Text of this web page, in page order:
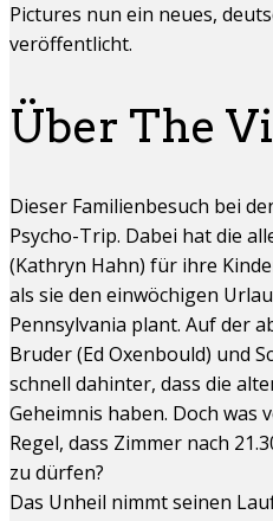
Pictures nun ein neues,
veröffentlicht.
Über The
Dieser Familienbesuch bei
Psycho-Trip. Dabei hat die
(Kathryn Hahn) für ihre
als sie den einwöchigen
Pennsylvania plant. Auf der
Bruder (Ed Oxenbould) und
schnell dahinter, dass die
Geheimnis haben. Doch
Regel, dass Zimmer nach
zu dürfen?
Das Unheil nimmt seinen